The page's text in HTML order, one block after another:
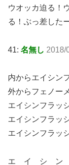
ウオッカ迫る！
る！ぶっ差した
41: 名無し 2018/
内からエイシン
外からフェノー
エイシンフラッ
エイシンフラッ
エイシンフラッ
エ イ シ